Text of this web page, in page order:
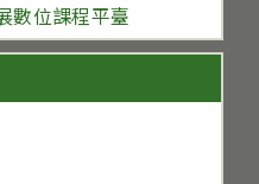
數位課程平臺